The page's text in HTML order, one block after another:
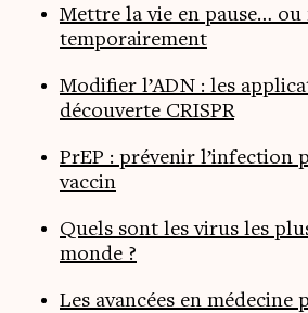
Mettre la vie en pause…
temporairement
Modifier l’ADN : les
découverte CRISPR
PrEP : prévenir l’infection
vaccin
Quels sont les virus les
monde ?
Les avancées en